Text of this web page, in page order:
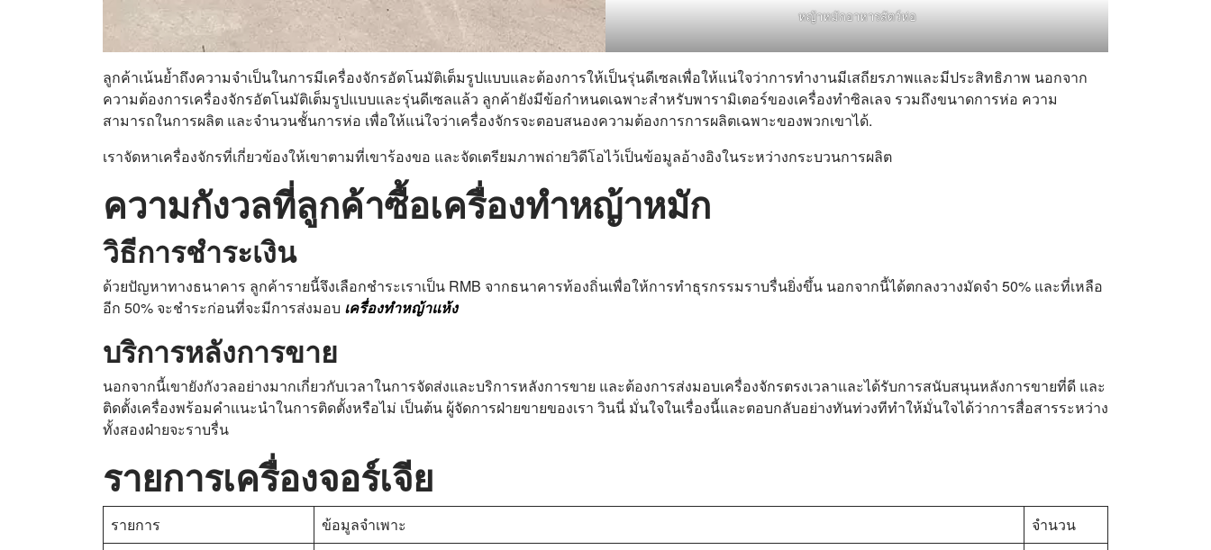
หญ้าหมักอาหารสัตว์ห่อ
ลูกค้าเน้นย้ำถึงความจำเป็นในการมีเครื่องจักรอัตโนมัติเต็มรูปแบบและต้องการให้เป็นรุ่นดีเซลเพื่อให้แน่ใจว่าการทำงานมีเสถียรภาพและมีประสิทธิภาพ นอกจาก
ความต้องการเครื่องจักรอัตโนมัติเต็มรูปแบบและรุ่นดีเซลแล้ว ลูกค้ายังมีข้อกำหนดเฉพาะสำหรับพารามิเตอร์ของเครื่องทำซิลเลจ รวมถึงขนาดการห่อ ความ
สามารถในการผลิต และจำนวนชั้นการห่อ เพื่อให้แน่ใจว่าเครื่องจักรจะตอบสนองความต้องการการผลิตเฉพาะของพวกเขาได้.
เราจัดหาเครื่องจักรที่เกี่ยวข้องให้เขาตามที่เขาร้องขอ และจัดเตรียมภาพถ่ายวิดีโอไว้เป็นข้อมูลอ้างอิงในระหว่างกระบวนการผลิต
ความกังวลที่ลูกค้าซื้อเครื่องทำหญ้าหมัก
วิธีการชำระเงิน
ด้วยปัญหาทางธนาคาร ลูกค้ารายนี้จึงเลือกชำระเราเป็น RMB จากธนาคารท้องถิ่นเพื่อให้การทำธุรกรรมราบรื่นยิ่งขึ้น นอกจากนี้ได้ตกลงวางมัดจำ 50% และที่เหลือ
อีก 50% จะชำระก่อนที่จะมีการส่งมอบ เครื่องทำหญ้าแห้ง
บริการหลังการขาย
นอกจากนี้เขายังกังวลอย่างมากเกี่ยวกับเวลาในการจัดส่งและบริการหลังการขาย และต้องการส่งมอบเครื่องจักรตรงเวลาและได้รับการสนับสนุนหลังการขายที่ดี และ
ติดตั้งเครื่องพร้อมคำแนะนำในการติดตั้งหรือไม่ เป็นต้น ผู้จัดการฝ่ายขายของเรา วินนี่ มั่นใจในเรื่องนี้และตอบกลับอย่างทันท่วงทีทำให้มั่นใจได้ว่าการสื่อสารระหว่าง
ทั้งสองฝ่ายจะราบรื่น
รายการเครื่องจอร์เจีย
รายการ ข้อมูลจำเพาะ
จำนวน